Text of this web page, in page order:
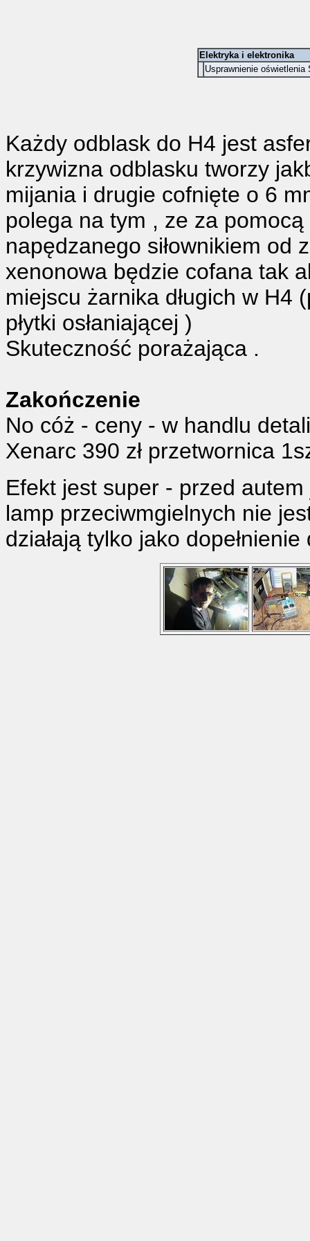
Elektryka i elektronika
Usprawnienie
Każdy odblask do H4 jest
krzywizna odblasku tworzy
mijania i drugie cofnięte o 6
polega na tym , ze za
napędzanego siłownikiem od
xenonowa będzie cofana tak
miejscu żarnika długich w H4
płytki osłaniającej )
Skuteczność porażająca .
Zakończenie
No cóż - ceny - w handlu
Xenarc 390 zł przetwornica
Efekt jest super - przed
lamp przeciwmgielnych nie
działają tylko jako